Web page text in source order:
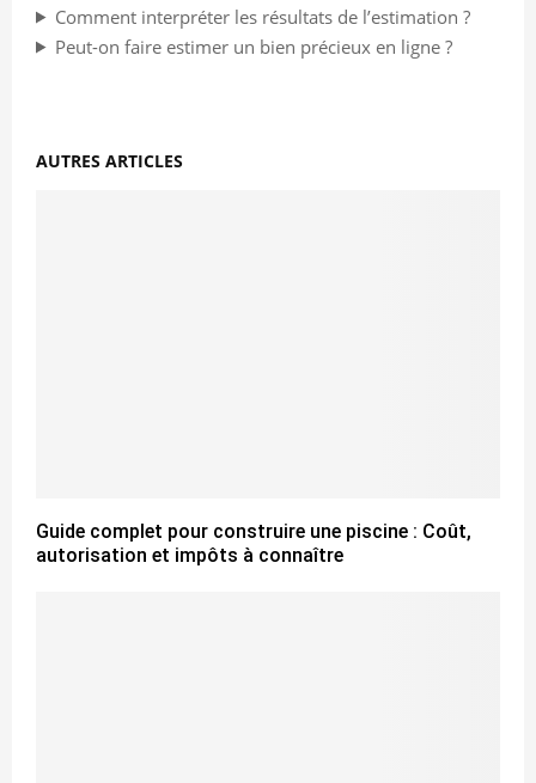
Comment interpréter les résultats de l’estimation ?
Peut-on faire estimer un bien précieux en ligne ?
AUTRES ARTICLES
Guide complet pour construire une piscine : Coût,
autorisation et impôts à connaître